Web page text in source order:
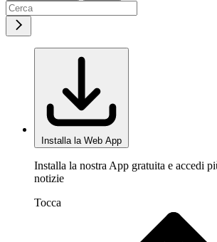
Installa la Web App
Installa la nostra App gratuita e accedi
notizie
Tocca